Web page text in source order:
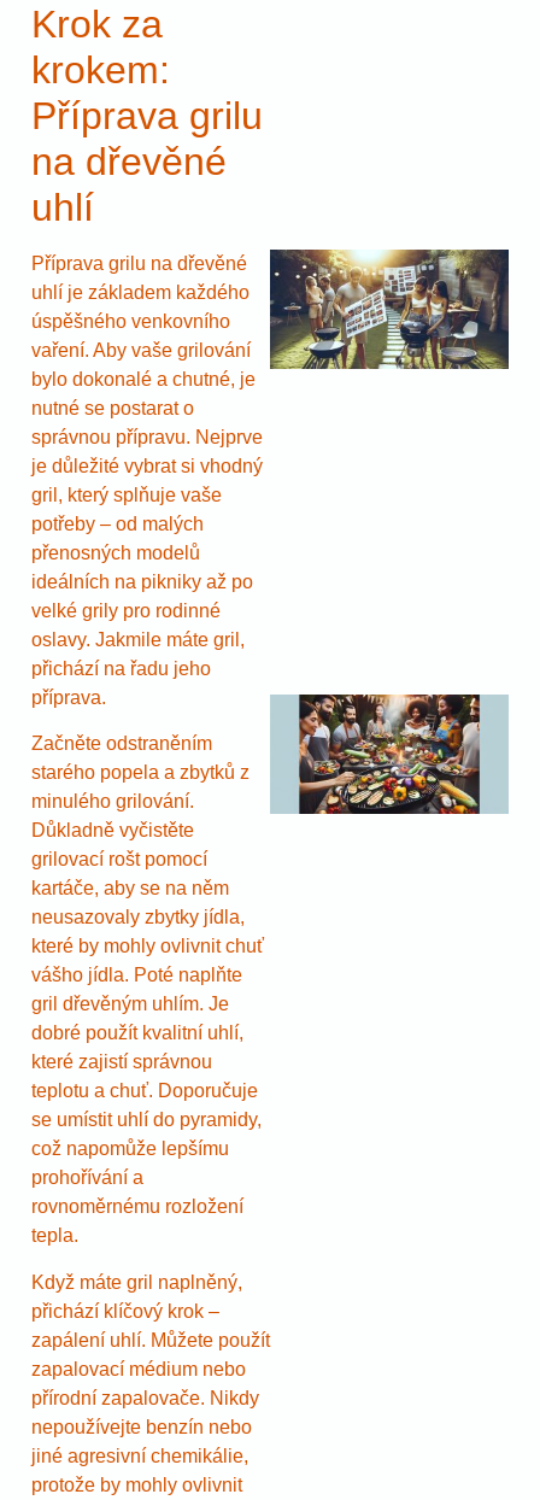
Krok za
krokem:
Příprava grilu
na dřevěné
uhlí
Příprava grilu na dřevěné
uhlí je základem každého
úspěšného venkovního
vaření. Aby vaše grilování
bylo dokonalé a chutné, je
nutné se postarat o
správnou přípravu. Nejprve
je důležité vybrat si vhodný
gril, který splňuje vaše
potřeby – od malých
přenosných modelů
ideálních na pikniky až po
velké grily pro rodinné
oslavy. Jakmile máte gril,
přichází na řadu jeho
příprava.
Začněte odstraněním
starého popela a zbytků z
minulého grilování.
Důkladně vyčistěte
grilovací rošt pomocí
kartáče, aby se na něm
neusazovaly zbytky jídla,
které by mohly ovlivnit chuť
vášho jídla. Poté naplňte
gril dřevěným uhlím. Je
dobré použít kvalitní uhlí,
které zajistí správnou
teplotu a chuť. Doporučuje
se umístit uhlí do pyramidy,
což napomůže lepšímu
prohořívání a
rovnoměrnému rozložení
tepla.
Když máte gril naplněný,
přichází klíčový krok –
zapálení uhlí. Můžete použít
zapalovací médium nebo
přírodní zapalovače. Nikdy
nepoužívejte benzín nebo
jiné agresivní chemikálie,
protože by mohly ovlivnit